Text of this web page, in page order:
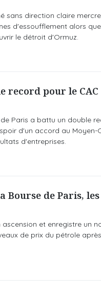
sans direction claire
d'essoufflement alors
le détroit d'Ormuz.
record pour le
Paris a battu un double
d'un accord au Moyen-
d'entreprises.
Bourse de Paris,
et enregistre un
de prix du pétrole